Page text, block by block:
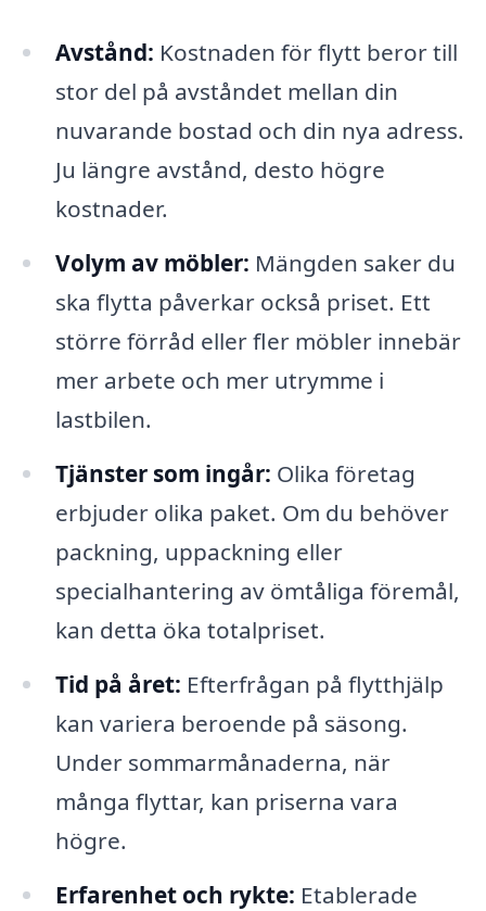
Avstånd: Kostnaden för flytt beror till
stor del på avståndet mellan din
nuvarande bostad och din nya adress.
Ju längre avstånd, desto högre
kostnader.
Volym av möbler: Mängden saker du
ska flytta påverkar också priset. Ett
större förråd eller fler möbler innebär
mer arbete och mer utrymme i
lastbilen.
Tjänster som ingår: Olika företag
erbjuder olika paket. Om du behöver
packning, uppackning eller
specialhantering av ömtåliga föremål,
kan detta öka totalpriset.
Tid på året: Efterfrågan på flytthjälp
kan variera beroende på säsong.
Under sommarmånaderna, när
många flyttar, kan priserna vara
högre.
Erfarenhet och rykte: Etablerade